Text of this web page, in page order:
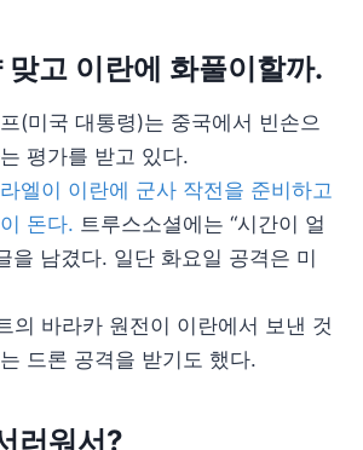
맞고 이란에 화풀이할까.
(미국 대통령)는 중국에서 빈손으
평가를 받고 있다.
엘이 이란에 군사 작전을 준비하고
돈다. 트루스소셜에는 “시간이 얼
을 남겼다. 일단 화요일 공격은 미
의 바라카 원전이 이란에서 보낸 것
드론 공격을 받기도 했다.
러워서?